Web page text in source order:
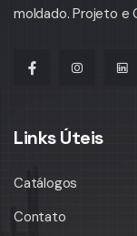
moldado. Projeto e
Links Úteis
Catálogos
Contato